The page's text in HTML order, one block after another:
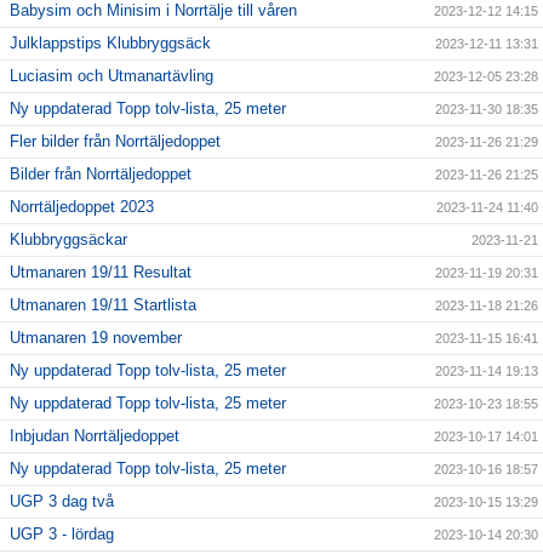
Babysim och Minisim i Norrtälje till våren 2023-12-12 14:15
Julklappstips Klubbryggsäck 2023-12-11 13:31
Luciasim och Utmanartävling 2023-12-05 23:28
Ny uppdaterad Topp tolv-lista, 25 meter 2023-11-30 18:35
Fler bilder från Norrtäljedoppet 2023-11-26 21:29
Bilder från Norrtäljedoppet 2023-11-26 21:25
Norrtäljedoppet 2023 2023-11-24 11:40
Klubbryggsäckar 2023-11-21
Utmanaren 19/11 Resultat 2023-11-19 20:31
Utmanaren 19/11 Startlista 2023-11-18 21:26
Utmanaren 19 november 2023-11-15 16:41
Ny uppdaterad Topp tolv-lista, 25 meter 2023-11-14 19:13
Ny uppdaterad Topp tolv-lista, 25 meter 2023-10-23 18:55
Inbjudan Norrtäljedoppet 2023-10-17 14:01
Ny uppdaterad Topp tolv-lista, 25 meter 2023-10-16 18:57
UGP 3 dag två 2023-10-15 13:29
UGP 3 - lördag 2023-10-14 20:30